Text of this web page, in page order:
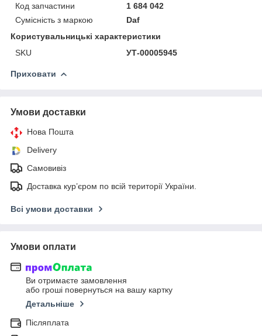
Код запчастини
1 684 042
Сумісність з маркою
Daf
Користувальницькі характеристики
SKU
УТ-00005945
Приховати
Умови доставки
Нова Пошта
Delivery
Самовивіз
Доставка кур’єром по всій території України.
Всі умови доставки
Умови оплати
Ви отримаєте замовлення
або гроші повернуться на вашу картку
Детальніше
Післяплата